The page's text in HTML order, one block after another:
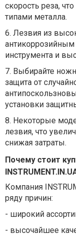
скорость реза,
типами металла.
6. Лезвия из
антикоррозийным
инструмента и
7. Выбирайте
защита от
установки
8. Некоторые
лезвия, что
снижая затраты.
Почему стоит
Компания
ряду причин:
- широкий
- высочайшее к